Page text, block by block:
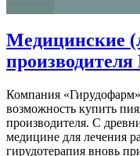
Медицинские
Компания
возможность купить
производителя. С
медицине для лечения
гирудотерапия вновь